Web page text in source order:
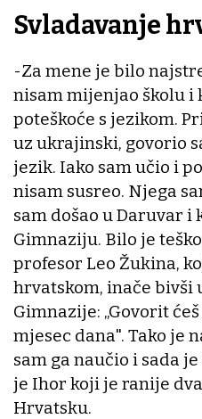
Svladavanje
-Za mene je bilo
nisam mijenjao školu i
poteškoće s jezikom.
uz ukrajinski, govorio
jezik. Iako sam učio i
nisam susreo. Njega
sam došao u Daruvar i
Gimnaziju. Bilo je
profesor Leo Žukina,
hrvatskom, inače bivši
Gimnazije: „Govorit
mjesec dana". Tako je
sam ga naučio i sada
je Ihor koji je ranije
Hrvatsku.